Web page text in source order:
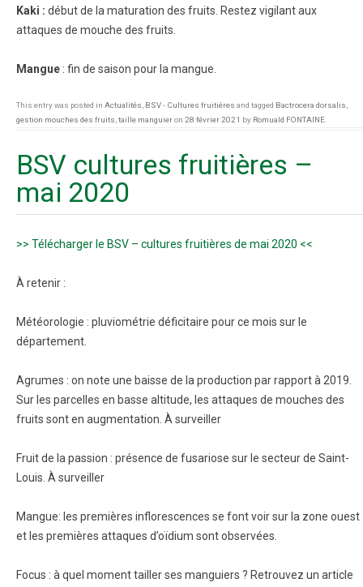
Kaki : début de la maturation des fruits. Restez vigilant aux
attaques de mouche des fruits.
Mangue : fin de saison pour la mangue.
This entry was posted in Actualités BSV - Cultures fruitières and tagged Bactrocera dorsalis
gestion mouches des fruits taille manguieron 28 février 2021 by Romuald FONTAINE
BSV cultures fruitières –
mai 2020
>> Télécharger le BSV – cultures fruitières de mai 2020 <<
À retenir :
Météorologie : pluviométrie déficitaire pour ce mois sur le
département.
Agrumes : on note une baisse de la production par rapport à 2019.
Sur les parcelles en basse altitude, les attaques de mouches des
fruits sont en augmentation. À surveiller
Fruit de la passion : présence de fusariose sur le secteur de Saint-
Louis. À surveiller
Mangue: les premières inflorescences se font voir sur la zone ouest
et les premières attaques d’oïdium sont observées.
Focus : à quel moment tailler ses manguiers ? Retrouvez un article